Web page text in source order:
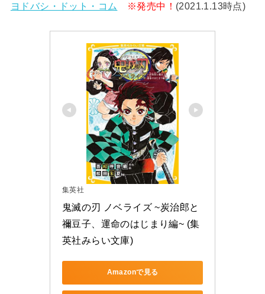
ヨドバシ・ドット・コム ※発売中！ (2021.1.13時点)
集英社
鬼滅の刃 ノベライズ ~炭治郎と
禰豆子、運命のはじまり編~ (集
英社みらい文庫)
Amazonで見る